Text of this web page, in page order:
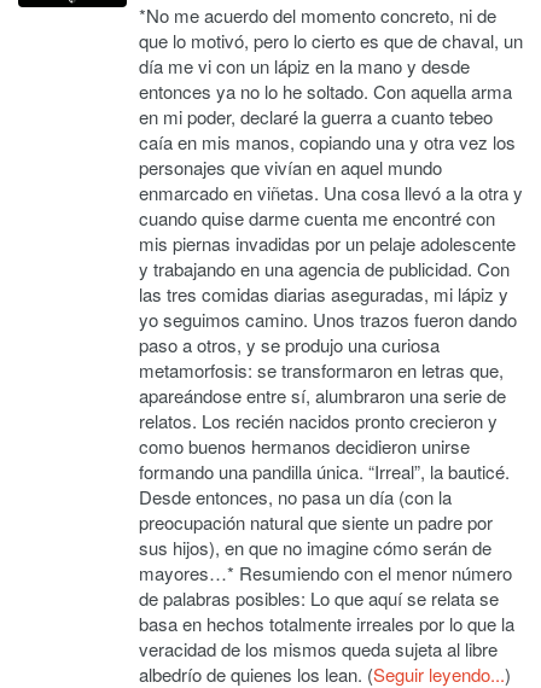
*No me acuerdo del momento concreto, ni de
que lo motivó, pero lo cierto es que de chaval, un
día me vi con un lápiz en la mano y desde
entonces ya no lo he soltado. Con aquella arma
en mi poder, declaré la guerra a cuanto tebeo
caía en mis manos, copiando una y otra vez los
personajes que vivían en aquel mundo
enmarcado en viñetas. Una cosa llevó a la otra y
cuando quise darme cuenta me encontré con
mis piernas invadidas por un pelaje adolescente
y trabajando en una agencia de publicidad. Con
las tres comidas diarias aseguradas, mi lápiz y
yo seguimos camino. Unos trazos fueron dando
paso a otros, y se produjo una curiosa
metamorfosis: se transformaron en letras que,
apareándose entre sí, alumbraron una serie de
relatos. Los recién nacidos pronto crecieron y
como buenos hermanos decidieron unirse
formando una pandilla única. “Irreal”, la bauticé.
Desde entonces, no pasa un día (con la
preocupación natural que siente un padre por
sus hijos), en que no imagine cómo serán de
mayores…* Resumiendo con el menor número
de palabras posibles: Lo que aquí se relata se
basa en hechos totalmente irreales por lo que la
veracidad de los mismos queda sujeta al libre
albedrío de quienes los lean. (Seguir leyendo...)